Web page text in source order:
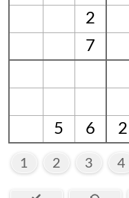
2
7
5
6 2
1 2 3 4